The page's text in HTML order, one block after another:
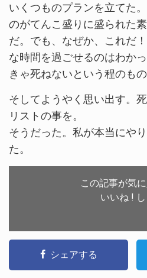
いくつものプランを立てた
のがてんこ盛りに盛られた
だ。でも、なぜか、これだ
な時間を過ごせるのはわか
きゃ死ねないという程のもの
そしてようやく思い出す。
リストの事を。
そうだった。私が本当にや
た。
この記事が気
いいね ! し
シェアする